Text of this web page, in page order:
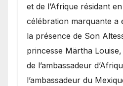
et de l’Afrique résidant
célébration marquante a
la présence de Son
princesse Märtha Louise,
de l’ambassadeur
l’ambassadeur du